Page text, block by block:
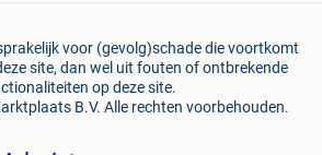
voor (gevolg)schade die voortkomt
site, dan wel uit fouten of ontbrekende
op deze site.
B.V. Alle rechten voorbehouden.